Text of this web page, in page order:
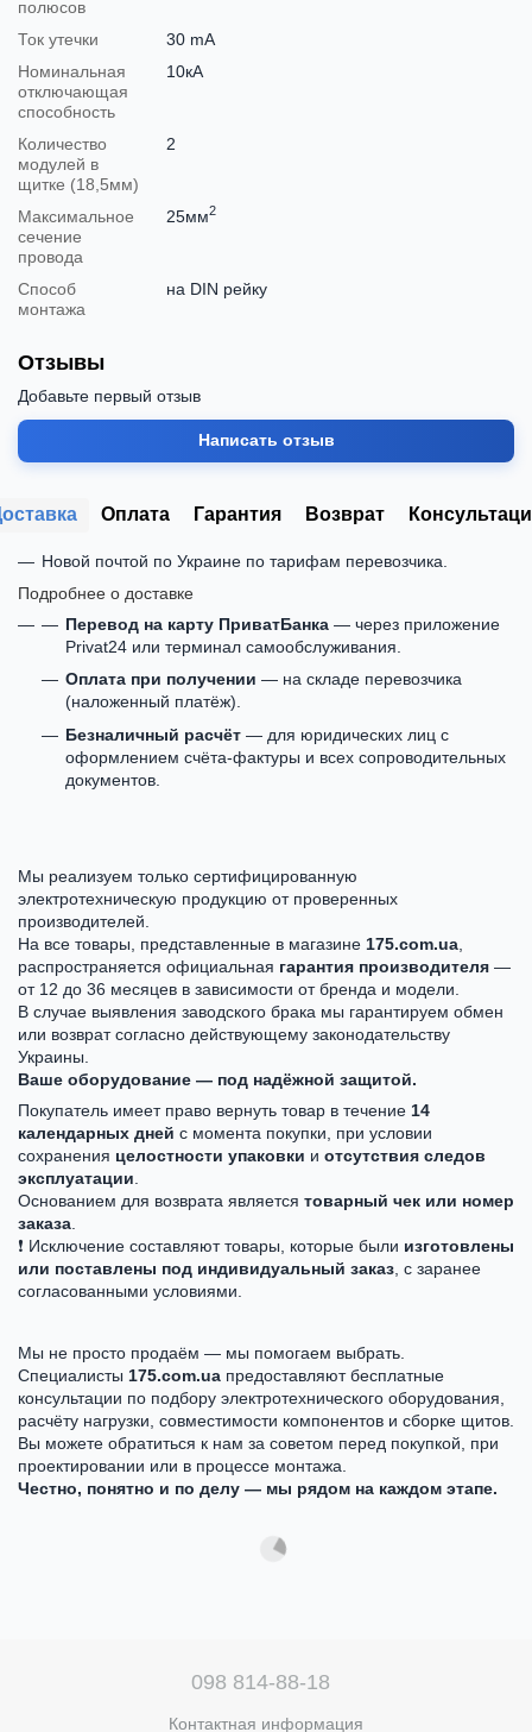
полюсов
Ток утечки
30 mA
Номинальная
отключающая
способность
10кА
Количество
модулей в
щитке (18,5мм)
2
Максимальное
сечение
провода
25мм2
Способ
монтажа
на DIN рейку
Отзывы
Добавьте первый отзыв
Написать отзыв
Оплата Гарантия Возврат
Новой почтой по Украине по тарифам перевозчика.
Подробнее о доставке
Перевод на карту ПриватБанка — через приложение
Privat24 или терминал самообслуживания.
Оплата при получении — на складе перевозчика
(наложенный платёж).
Безналичный расчёт — для юридических лиц с
оформлением счёта-фактуры и всех сопроводительных
документов.
Мы реализуем только сертифицированную
электротехническую продукцию от проверенных
производителей.
На все товары, представленные в магазине 175.com.ua
распространяется официальная гарантия производителя —
от 12 до 36 месяцев в зависимости от бренда и модели.
В случае выявления заводского брака мы гарантируем обмен
или возврат согласно действующему законодательству
Украины.
Ваше оборудование — под надёжной защитой.
Покупатель имеет право вернуть товар в течение 14
календарных дней с момента покупки, при условии
сохранения целостности упаковки и отсутствия следов
эксплуатации
Основанием для возврата является товарный чек или номер
заказа
❗ Исключение составляют товары, которые были изготовлены
или поставлены под индивидуальный заказ , с заранее
согласованными условиями.
Мы не просто продаём — мы помогаем выбрать.
Специалисты 175.com.ua предоставляют бесплатные
консультации по подбору электротехнического оборудования,
расчёту нагрузки, совместимости компонентов и сборке щитов.
Вы можете обратиться к нам за советом перед покупкой, при
проектировании или в процессе монтажа.
Честно, понятно и по делу — мы рядом на каждом этапе.
098 814-88-18
Контактная информация